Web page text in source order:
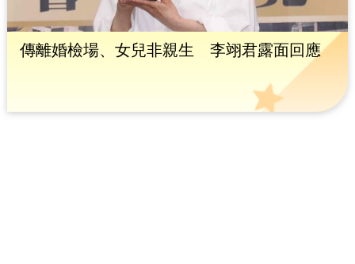
傳離婚檢場、女兒非親生 李翊君露面回應